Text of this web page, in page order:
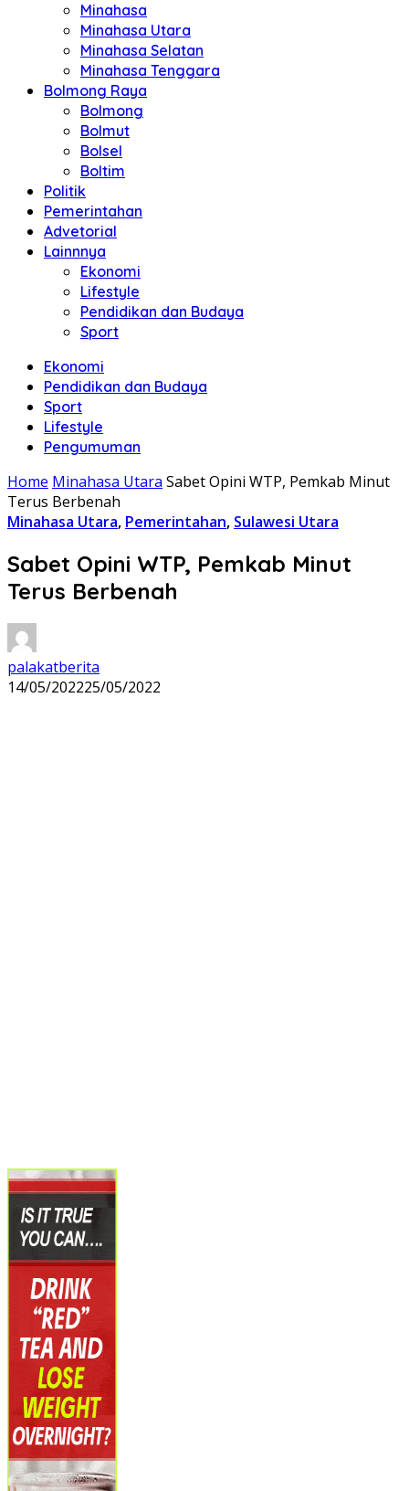
Minahasa
Minahasa Utara
Minahasa Selatan
Minahasa Tenggara
Bolmong Raya
Bolmong
Bolmut
Bolsel
Boltim
Politik
Pemerintahan
Advetorial
Lainnnya
Ekonomi
Lifestyle
Pendidikan dan Budaya
Sport
Ekonomi
Pendidikan dan Budaya
Sport
Lifestyle
Pengumuman
Home Minahasa Utara Sabet Opini WTP, Pemkab Minut
Terus Berbenah
Minahasa Utara, Pemerintahan, Sulawesi Utara
Sabet Opini WTP, Pemkab Minut
Terus Berbenah
palakatberita
14/05/202225/05/2022